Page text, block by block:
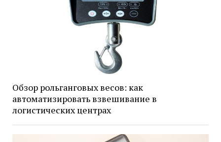
Обзор рольганговых весов: как
автоматизировать взвешивание в
логистических центрах